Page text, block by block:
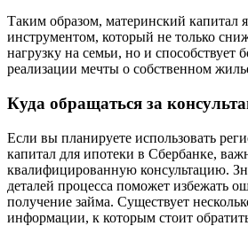
Таким образом, материнский капитал
инструментом, который не только
нагрузку на семьи, но и способствует
реализации мечты о собственном
Куда обращаться за
Если вы планируете использовать
капитал для ипотеки в Сбербанке,
квалифицированную консультацию.
деталей процесса поможет избежать
получение займа. Существует
информации, к которым стоит